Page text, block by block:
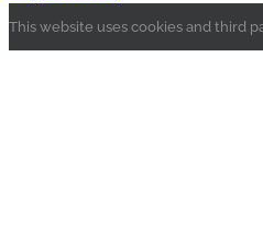
This website uses cookies and third